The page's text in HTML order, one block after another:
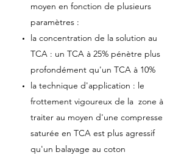
moyen en fonction de plusieurs
paramètres :
la concentration de la solution au
TCA : un TCA à 25% pénètre plus
profondément qu'un TCA à 10%
la technique d'application : le
frottement vigoureux de la zone à
traiter au moyen d'une compresse
saturée en TCA est plus agressif
qu'un balayage au coton